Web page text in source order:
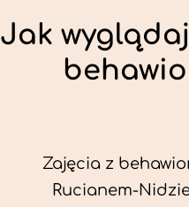
Jak
Zajęcia z
Rucianem-